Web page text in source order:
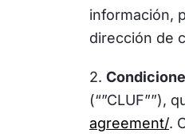
información,
dirección de
2.
(“”CLUF””),
agreement/.